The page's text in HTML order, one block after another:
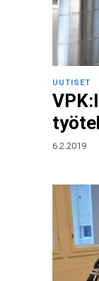
UUTISET
6.2.2019